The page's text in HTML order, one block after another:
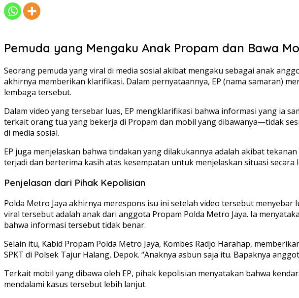
Pemuda yang Mengaku Anak Propam dan Bawa
Seorang pemuda yang viral di media sosial akibat mengaku sebagai anak
akhirnya memberikan klarifikasi. Dalam pernyataannya, EP (nama samaran)
lembaga tersebut.
Dalam video yang tersebar luas, EP mengklarifikasi bahwa informasi yang ia
terkait orang tua yang bekerja di Propam dan mobil yang dibawanya—tidak
di media sosial.
EP juga menjelaskan bahwa tindakan yang dilakukannya adalah akibat
terjadi dan berterima kasih atas kesempatan untuk menjelaskan situasi secara
Penjelasan dari Pihak Kepolisian
Polda Metro Jaya akhirnya merespons isu ini setelah video tersebut
viral tersebut adalah anak dari anggota Propam Polda Metro Jaya. Ia
bahwa informasi tersebut tidak benar.
Selain itu, Kabid Propam Polda Metro Jaya, Kombes Radjo Harahap,
SPKT di Polsek Tajur Halang, Depok. “Anaknya asbun saja itu. Bapaknya
Terkait mobil yang dibawa oleh EP, pihak kepolisian menyatakan bahwa
mendalami kasus tersebut lebih lanjut.